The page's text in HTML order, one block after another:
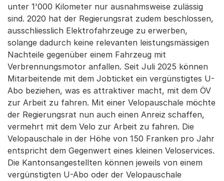
unter 1'000 Kilometer nur ausnahmsweise zulässig
sind. 2020 hat der Regierungsrat zudem beschlossen,
ausschliesslich Elektrofahrzeuge zu erwerben,
solange dadurch keine relevanten leistungsmässigen
Nachteile gegenüber einem Fahrzeug mit
Verbrennungsmotor anfallen. Seit Juli 2025 können
Mitarbeitende mit dem Jobticket ein vergünstigtes U-
Abo beziehen, was es attraktiver macht, mit dem ÖV
zur Arbeit zu fahren. Mit einer Velopauschale möchte
der Regierungsrat nun auch einen Anreiz schaffen,
vermehrt mit dem Velo zur Arbeit zu fahren. Die
Velopauschale in der Höhe von 150 Franken pro Jahr
entspricht dem Gegenwert eines kleinen Veloservices.
Die Kantonsangestellten können jeweils von einem
vergünstigten U-Abo oder der Velopauschale